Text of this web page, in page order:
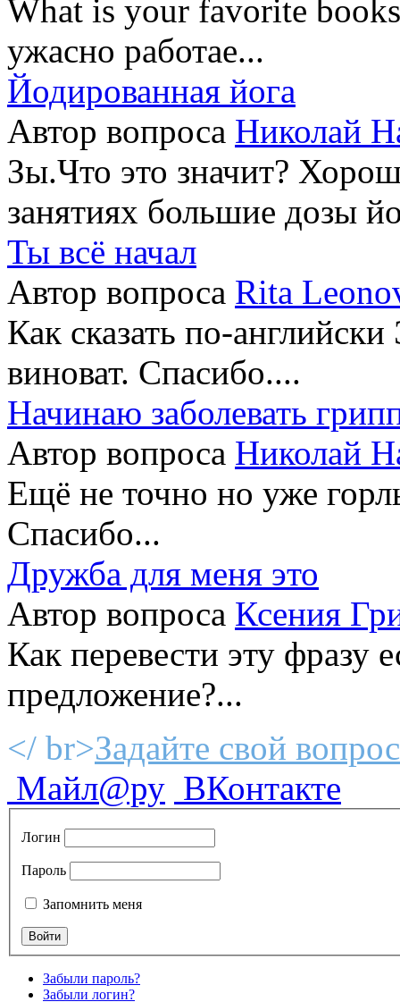
What is your favorite
ужасно работае...
Йодированная йога
Автор вопроса Николай
Зы.Что это значит?
занятиях большие дозы
Ты всё начал
Автор вопроса Rita
Как сказать по-
виноват. Спасибо....
Начинаю заболевать
Автор вопроса Николай
Ещё не точно но уже
Спасибо...
Дружба для меня это
Автор вопроса Ксения
Как перевести эту фразу
предложение?...
</ br>Задайте свой вопрос
Майл@ру ВКонтакте
Логин
Пароль
Запомнить меня
Забыли пароль?
Забыли логин?